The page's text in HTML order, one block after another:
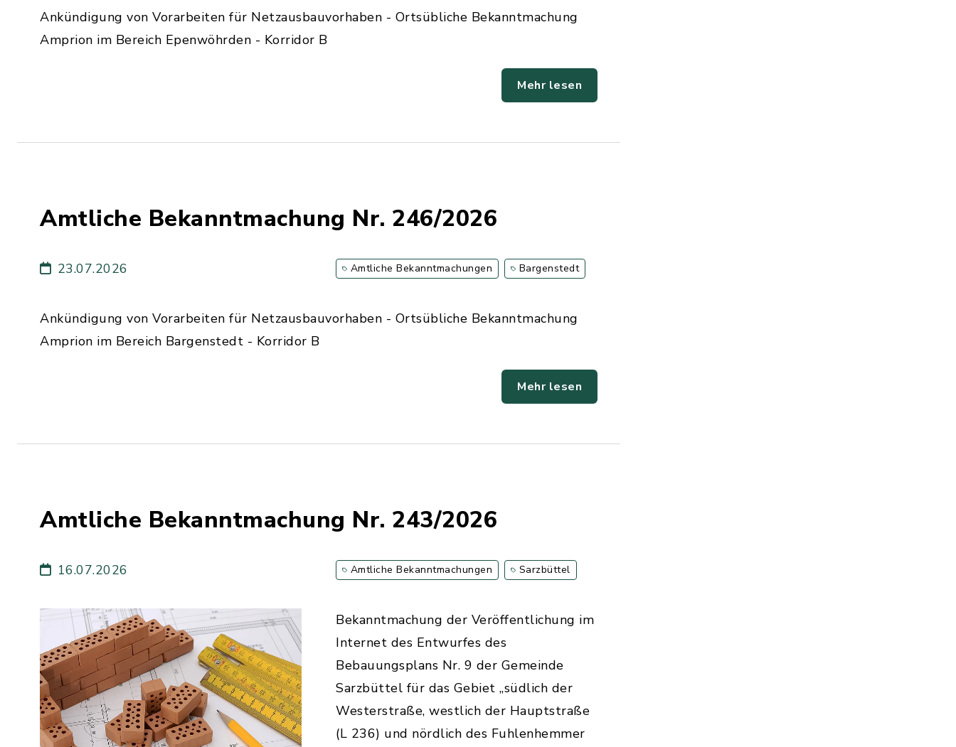
Ankündigung von Vorarbeiten für Netzausbauvorhaben - Ortsübliche Bekanntmachung
Amprion im Bereich Epenwöhrden - Korridor B
Mehr lesen
Amtliche Bekanntmachung Nr. 246/2026
23.07.2026 Amtliche Bekanntmachungen Bargenstedt
Ankündigung von Vorarbeiten für Netzausbauvorhaben - Ortsübliche Bekanntmachung
Amprion im Bereich Bargenstedt - Korridor B
Mehr lesen
Amtliche Bekanntmachung Nr. 243/2026
16.07.2026 Amtliche Bekanntmachungen Sarzbüttel
Bekanntmachung der Veröffentlichung im
Internet des Entwurfes des
Bebauungsplans Nr. 9 der Gemeinde
Sarzbüttel für das Gebiet „südlich der
Westerstraße, westlich der Hauptstraße
(L 236) und nördlich des Fuhlenhemmer